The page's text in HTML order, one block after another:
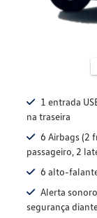
1 entrada
na traseira
6 Airbags (2
passageiro, 2
6 alto-
Alerta
segurança